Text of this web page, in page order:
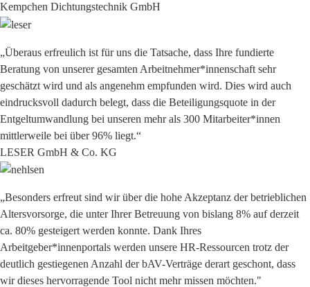
Kempchen Dichtungstechnik GmbH
„Überaus erfreulich ist für uns die Tatsache, dass Ihre fundierte
Beratung von unserer gesamten Arbeitnehmer*innenschaft sehr
geschätzt wird und als angenehm empfunden wird. Dies wird auch
eindrucksvoll dadurch belegt, dass die Beteiligungsquote in der
Entgeltumwandlung bei unseren mehr als 300 Mitarbeiter*innen
mittlerweile bei über 96% liegt.“
LESER GmbH & Co. KG
„Besonders erfreut sind wir über die hohe Akzeptanz der betrieblichen
Altersvorsorge, die unter Ihrer Betreuung von bislang 8% auf derzeit
ca. 80% gesteigert werden konnte. Dank Ihres
Arbeitgeber*innenportals werden unsere HR-Ressourcen trotz der
deutlich gestiegenen Anzahl der bAV-Verträge derart geschont, dass
wir dieses hervorragende Tool nicht mehr missen möchten."